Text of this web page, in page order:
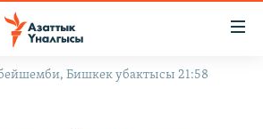
Бишкек убактысы 21:58